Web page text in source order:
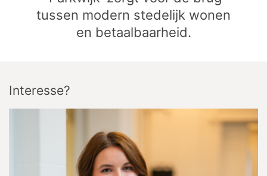
tussen modern stedelijk wonen
en betaalbaarheid.
Interesse?